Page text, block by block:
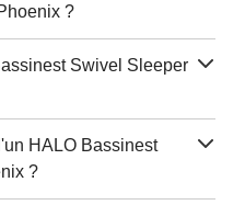
?
Swivel Sleeper
HALO Bassinest
?